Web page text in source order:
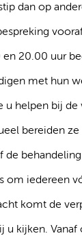
dan op
en 20.00 uur
met hun
u helpen bij
bereiden
de
om iedereen
komt de
u kijken.